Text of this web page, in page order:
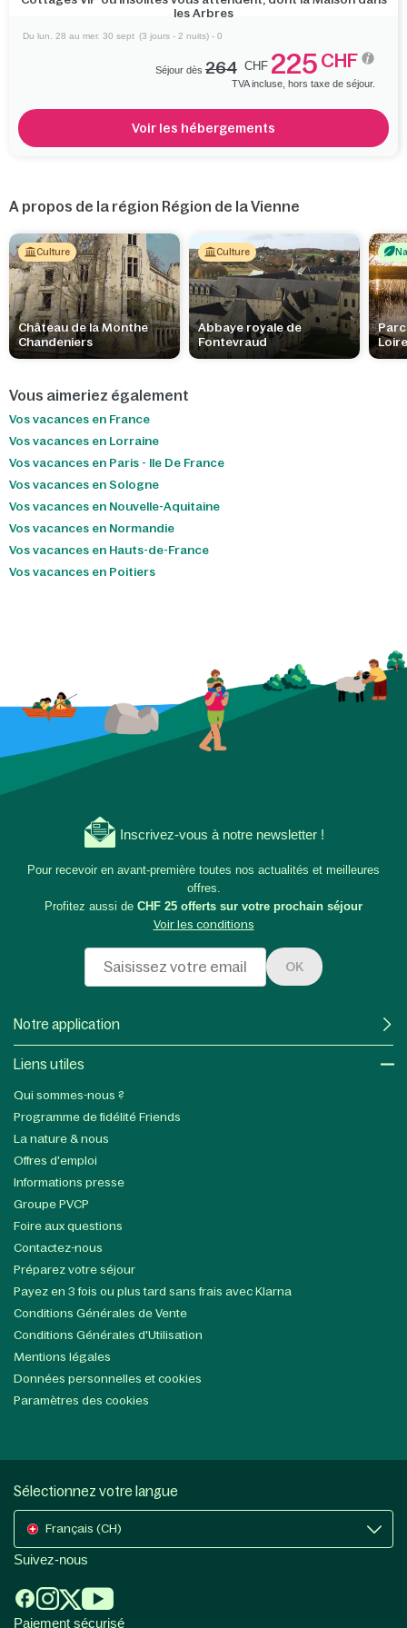
les Arbres
Du lun. 28 au mer. 30 sept (3 jours - 2 nuits) - 0
Séjour dès 264 CHF 225 CHF
TVA incluse, hors taxe de séjour.
Voir les hébergements
A propos de la région Région de la Vienne
Culture
Château de la Monthe
Chandeniers
Culture
Abbaye royale de
Fontevraud
Vous aimeriez également
Vos vacances en France
Vos vacances en Lorraine
Vos vacances en Paris - Ile De France
Vos vacances en Sologne
Vos vacances en Nouvelle-Aquitaine
Vos vacances en Normandie
Vos vacances en Hauts-de-France
Vos vacances en Poitiers
Inscrivez-vous à notre newsletter !
Pour recevoir en avant-première toutes nos actualités et meilleures
offres.
Profitez aussi de CHF 25 offerts sur votre prochain séjour
Voir les conditions
OK
Notre application
Liens utiles​
Qui sommes-nous ?
Programme de fidélité Friends
La nature & nous
Offres d'emploi
Informations presse
Groupe PVCP
Foire aux questions
Contactez-nous
Préparez votre séjour
Payez en 3 fois ou plus tard sans frais avec Klarna
Conditions Générales de Vente
Conditions Générales d'Utilisation
Mentions légales
Données personnelles et cookies
Paramètres des cookies
Sélectionnez votre langue
Français (CH)
Suivez-nous
Paiement sécurisé